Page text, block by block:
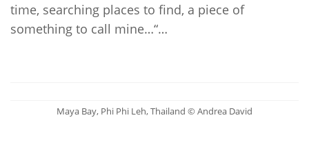
time, searching places to find, a piece of
something to call mine…“…
Maya Bay, Phi Phi Leh, Thailand © Andrea David